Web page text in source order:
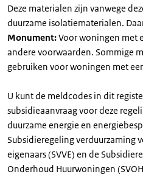
Deze materialen zijn vanwege
duurzame isolatiematerialen.
Monument:Voor woningen met
andere voorwaarden. Sommige
gebruiken voor woningen met
U kunt de meldcodes in dit
subsidieaanvraag voor deze
duurzame energie en
Subsidieregeling verduurzaming
eigenaars (SVVE) en de
Onderhoud Huurwoningen